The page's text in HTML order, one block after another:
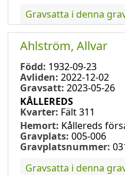
Gravsatta i denna
Ahlström, Allvar
Född: 1932-09-23
Avliden: 2022-12-02
Gravsatt: 2023-05-26
KÅLLEREDS
Kvarter: Fält 311
Hemort: Kållereds
Gravplats: 005-006
Gravplatsnummer:
Gravsatta i denna